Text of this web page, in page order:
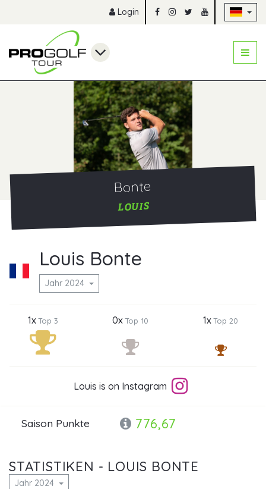
Login
Bonte
LOUIS
Louis Bonte
Jahr 2024
1xTop 3 0xTop 10 1xTop 20
Louis is on Instagram
Saison Punkte 776,67
STATISTIKEN - LOUIS BONTE
Jahr 2024